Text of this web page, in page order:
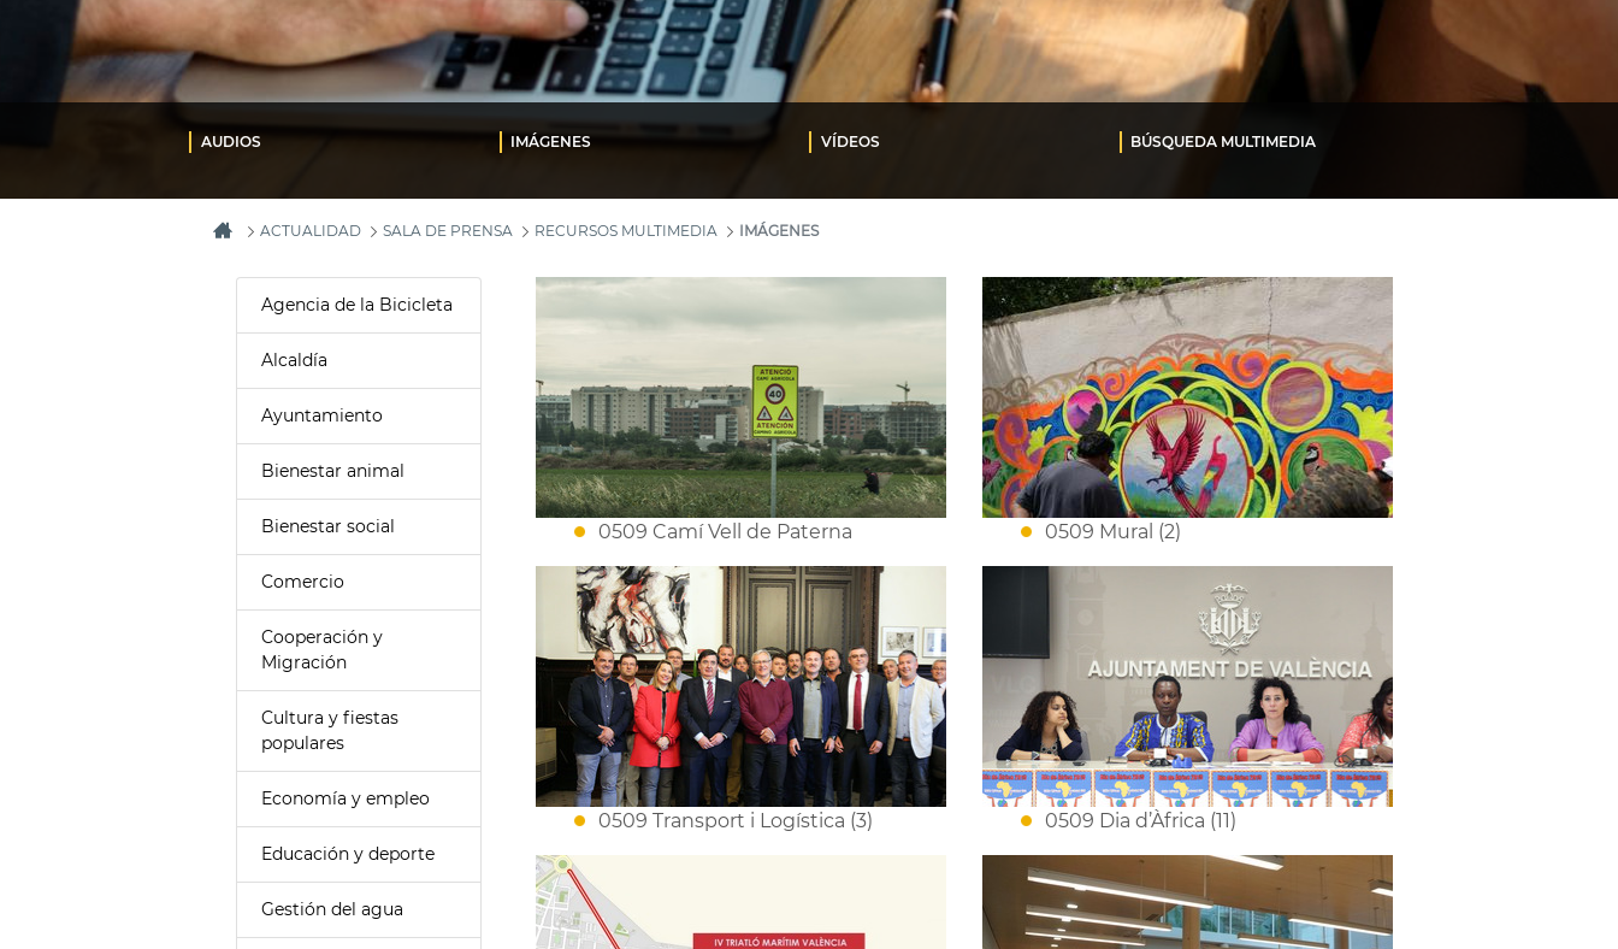
AUDIOS IMÁGENES VÍDEOS BÚSQUEDA MULTIMEDIA
ACTUALIDAD SALA DE PRENSA RECURSOS MULTIMEDIA IMÁGENES
Agencia de la Bicicleta
Alcaldía
Ayuntamiento
Bienestar animal
Bienestar social
Comercio
Cooperación y
Migración
Cultura y fiestas
populares
Economía y empleo
Educación y deporte
Gestión del agua
0509 Camí Vell de Paterna 0509 Mural (2)
0509 Transport i Logística (3) 0509 Dia d’Àfrica (11)